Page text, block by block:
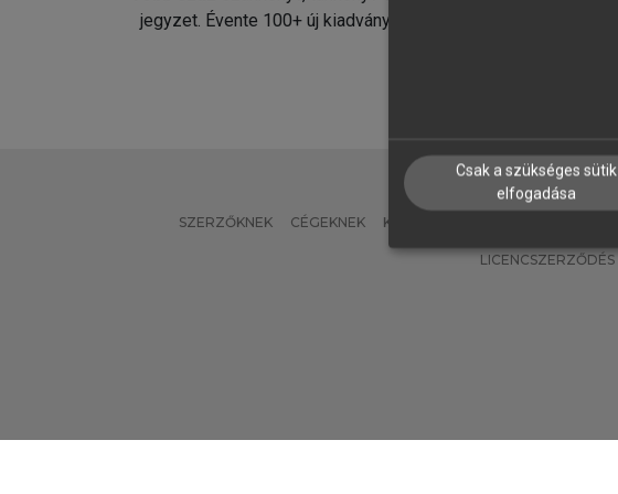
jegyzet. Évente 100+ új kiadvány.
SZERZŐKNEK CÉGEKNEK KÖNYVTÁROSOKNAK
LICENCSZERZŐDÉS
Csak a szükséges sütik
elfogadása